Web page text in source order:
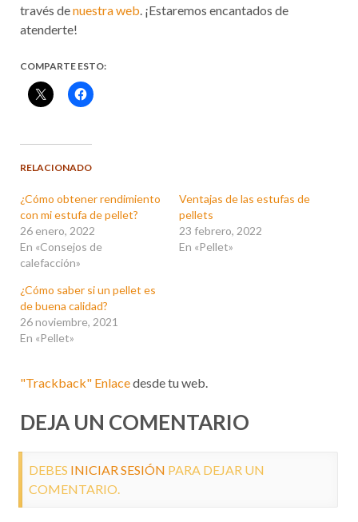
través denuestra web. ¡Estaremos encantados de
atenderte!
COMPARTE ESTO:
RELACIONADO
¿Cómo obtener rendimiento
con mi estufa de pellet?
26 enero, 2022
En «Consejos de
calefacción»
Ventajas de las estufas de
pellets
23 febrero, 2022
En «Pellet»
¿Cómo saber si un pellet es
de buena calidad?
26 noviembre, 2021
En «Pellet»
"Trackback" Enlacedesde tu web.
DEJA UN COMENTARIO
DEBES INICIAR SESIÓN PARA DEJAR UN
COMENTARIO.